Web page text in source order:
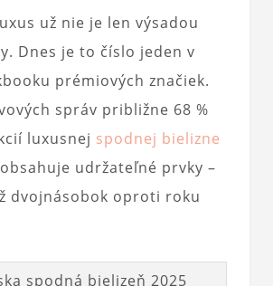
už nie je len výsadou
Dnes je to číslo jeden v
prémiových značiek.
správ približne 68 %
luxusnej spodnej bielizne
udržateľné prvky –
dvojnásobok oproti roku